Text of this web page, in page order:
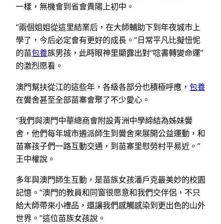
一樣，無機會到省會貴陽上初中。
“兩個姐姐從這里結業后，在大師輔助下到年夜城市上
學了，今后必定會有更好的成長。”日常平凡比擬忸怩
的苗包養族男孩，此時眼神里顯露出對“唸書轉變命運”
的激烈愿看。
澳門幫扶從江的這些年，各級各部分也積極呼應， 包養
在黌舍甚至全部苗寨會聚了不少愛心。
“我們與澳門中華總商會附設青洲中學締結為姊妹黌
舍，他們每年城市遴派師生到黌舍來展開公益運動，和
苗寨孩子們一路互動交通，到苗寨里慰勞村平易近。”
王中權說。
多年與澳門師生互動，是苗族女孩潘戶克最美妙的校園
記憶。“澳門的教員和同窗很愿意和我們交伴侶，不只
給大師帶來小禮品，還讓我們感觸感染到更出色的山外
世界。”這位苗族女孩說。